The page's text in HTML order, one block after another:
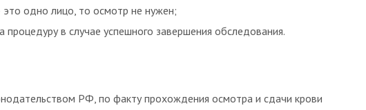
одно лицо, то осмотр не нужен;
процедуру в случае успешного завершения обследования.
РФ, по факту прохождения осмотра и сдачи крови